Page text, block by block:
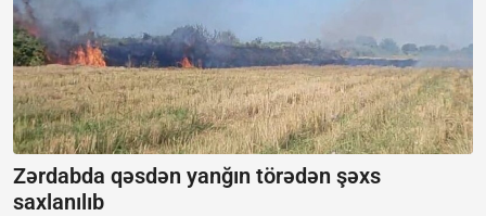
Zərdabda qəsdən yanğın törədən şəxs
saxlanılıb